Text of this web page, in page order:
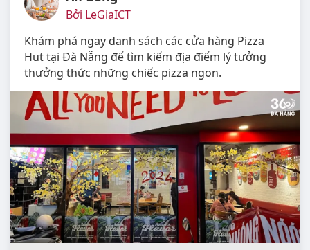
Bởi LeGiaICT
Khám phá ngay danh sách các cửa hàng Pizza
Hut tại Đà Nẵng để tìm kiếm địa điểm lý tưởng
thưởng thức những chiếc pizza ngon.